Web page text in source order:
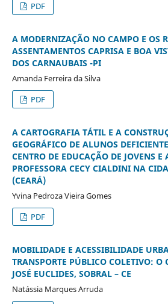
PDF
A MODERNIZAÇÃO NO CAMPO E OS
ASSENTAMENTOS CAPRISA E BOA
DOS CARNAUBAIS -PI
Amanda Ferreira da Silva
PDF
A CARTOGRAFIA TÁTIL E A
GEOGRÁFICO DE ALUNOS
CENTRO DE EDUCAÇÃO DE JOVENS E
PROFESSORA CECY CIALDINI NA
(CEARÁ)
Yvina Pedroza Vieira Gomes
PDF
MOBILIDADE E ACESSIBILIDADE
TRANSPORTE PÚBLICO COLETIVO: O
JOSÉ EUCLIDES, SOBRAL – CE
Natássia Marques Arruda